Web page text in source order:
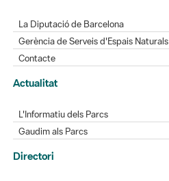
La Diputació de Barcelona
Gerència de Serveis d'Espais Naturals
Contacte
Actualitat
L'Informatiu dels Parcs
Gaudim als Parcs
Directori